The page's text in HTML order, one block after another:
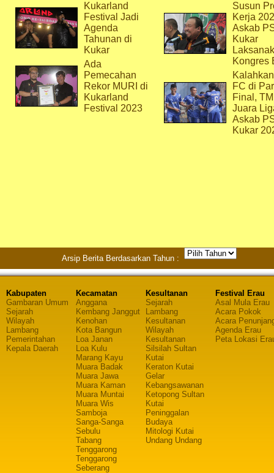
Kukarland
Festival Jadi
Agenda
Tahunan di
Kukar
Ada
Pemecahan
Rekor MURI di
Kukarland
Festival 2023
Susun
Kerja
Askab
Kukar
Kongres
FC di
Final,
Juara
Askab
Kukar
Arsip Berita Berdasarkan Tahun :
Kabupaten
Gambaran Umum
Sejarah
Wilayah
Lambang
Pemerintahan
Kepala Daerah
Kecamatan
Anggana
Kembang Janggut
Kenohan
Kota Bangun
Loa Janan
Loa Kulu
Marang Kayu
Muara Badak
Muara Jawa
Muara Kaman
Muara Muntai
Muara Wis
Samboja
Sanga-Sanga
Sebulu
Tabang
Tenggarong
Tenggarong
Seberang
Kesultanan
Sejarah
Lambang
Kesultanan
Wilayah
Kesultanan
Silsilah Sultan
Kutai
Keraton Kutai
Gelar
Kebangsawanan
Ketopong Sultan
Kutai
Peninggalan
Budaya
Mitologi Kutai
Undang Undang
Festival Erau
Asal Mula Erau
Acara Pokok
Acara
Agenda Erau
Peta Lokasi